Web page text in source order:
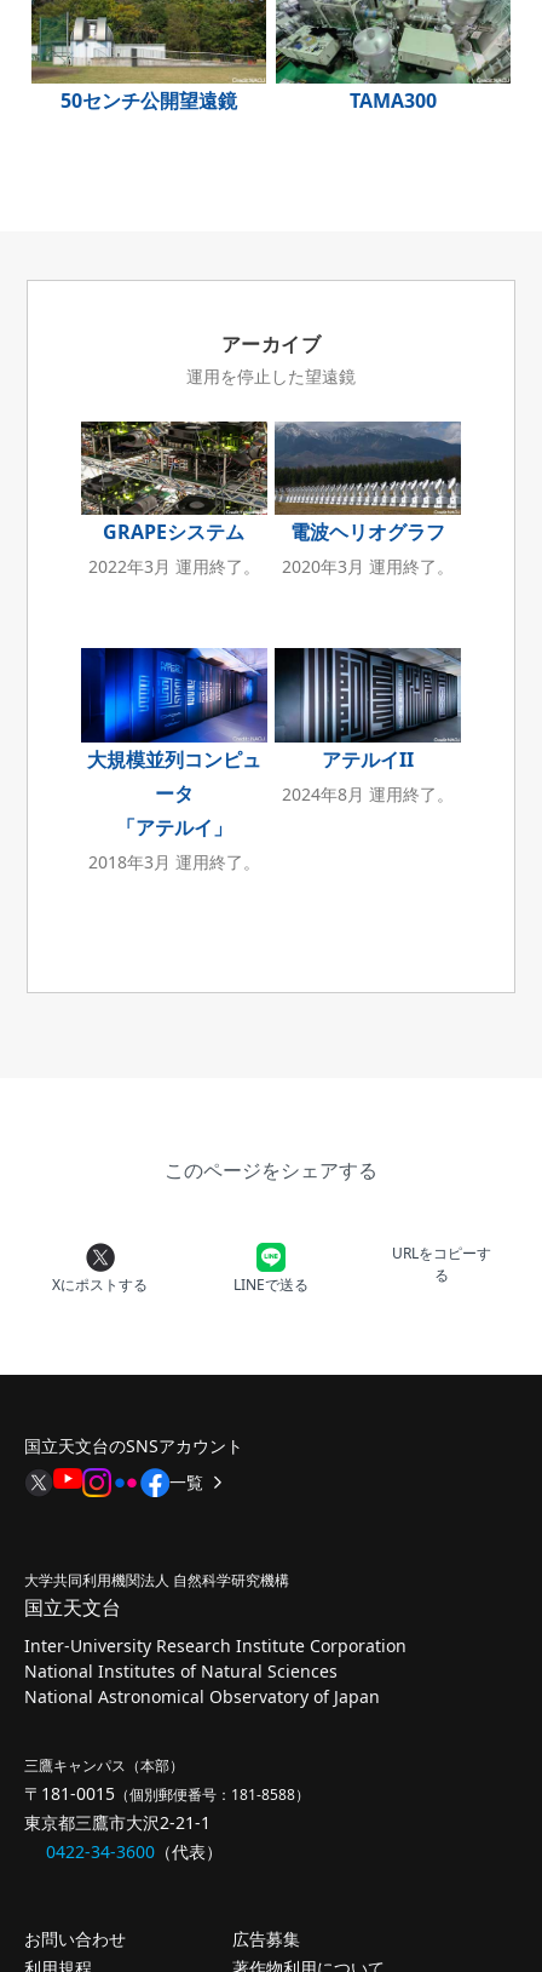
50センチ公開望遠鏡 TAMA300
アーカイブ
運用を停止した望遠鏡
GRAPEシステム
2022年3月 運用終了。
電波ヘリオグラフ
2020年3月 運用終了。
大規模並列コンピュ
ータ
「アテルイ」
2018年3月 運用終了。
アテルイII
2024年8月 運用終了。
このページをシェアする
Xにポストする LINEで送る
URLをコピーす
る
国立天文台のSNSアカウント
一覧
大学共同利用機関法人 自然科学研究機構
国立天文台
Inter-University Research Institute Corporation
National Institutes of Natural Sciences
National Astronomical Observatory of Japan
三鷹キャンパス（本部）
〒181-0015 （個別郵便番号：181-8588）
東京都三鷹市大沢2-21-1
0422-34-3600 （代表）
お問い合わせ
広告募集
利用規程
著作物利用について